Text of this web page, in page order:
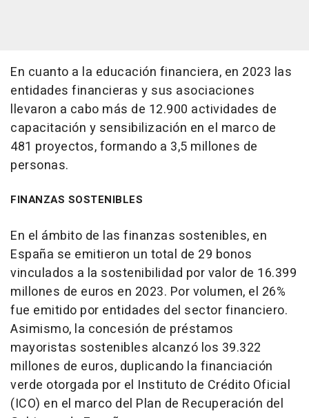
En cuanto a la educación financiera, en 2023 las
entidades financieras y sus asociaciones
llevaron a cabo más de 12.900 actividades de
capacitación y sensibilización en el marco de
481 proyectos, formando a 3,5 millones de
personas.
FINANZAS SOSTENIBLES
En el ámbito de las finanzas sostenibles, en
España se emitieron un total de 29 bonos
vinculados a la sostenibilidad por valor de 16.399
millones de euros en 2023. Por volumen, el 26%
fue emitido por entidades del sector financiero.
Asimismo, la concesión de préstamos
mayoristas sostenibles alcanzó los 39.322
millones de euros, duplicando la financiación
verde otorgada por el Instituto de Crédito Oficial
(ICO) en el marco del Plan de Recuperación del